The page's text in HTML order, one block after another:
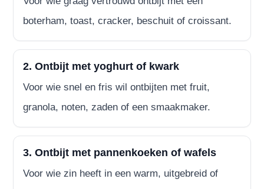
boterham, toast, cracker, beschuit of croissant.
2. Ontbijt met yoghurt of kwark
Voor wie snel en fris wil ontbijten met fruit,
granola, noten, zaden of een smaakmaker.
3. Ontbijt met pannenkoeken of wafels
Voor wie zin heeft in een warm, uitgebreid of